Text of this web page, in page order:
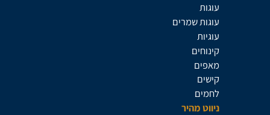
עוגות
עוגות שמרים
עוגיות
קינוחים
מאפים
קישים
לחמים
ניווט מהיר